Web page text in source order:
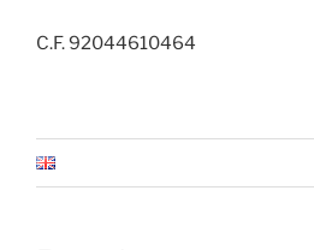
C.F. 92044610464